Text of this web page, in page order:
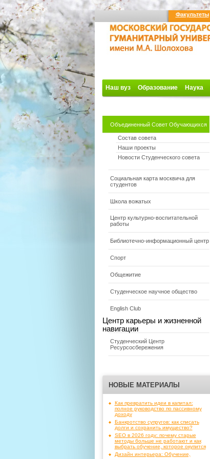
Факультеты
Наш вуз Образование Наука
Объединенный Совет Обучающихся
Состав совета
Наши проекты
Новости Студенческого совета
Социальная карта москвича для
студентов
Школа вожатых
Центр культурно-воспитательной
работы
Библиотечно-информационный центр
Спорт
Общежитие
Студенческое научное общество
English Club
Центр карьеры и жизненной
навигации
Студенческий Центр
Ресурсосбережения
НОВЫЕ МАТЕРИАЛЫ
Как превратить идеи в капитал:
полное руководство по пассивному
доходу
Банкротство супругов: как списать
долги и сохранить имущество?
SEO в 2026 году: почему старые
методы больше не работают и как
выбрать обучение, которое окупится
Дизайн интерьера: Обучение,